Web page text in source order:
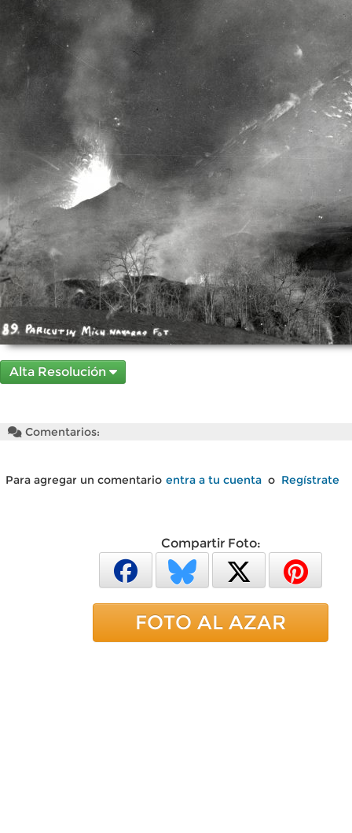
Alta Resolución
Comentarios:
Para agregar un comentario entra a tu cuenta o Regístrate
Compartir Foto:
FOTO AL AZAR